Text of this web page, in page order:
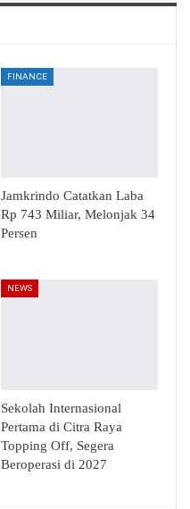
FINANCE
Jamkrindo Catatkan Laba
Rp 743 Miliar, Melonjak 34
Persen
NEWS
Sekolah Internasional
Pertama di Citra Raya
Topping Off, Segera
Beroperasi di 2027